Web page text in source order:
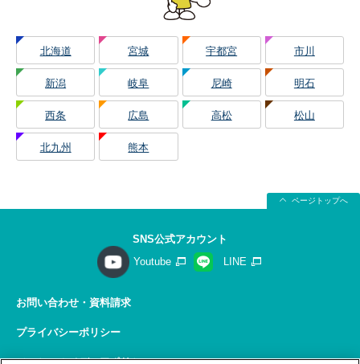
北海道 宮城 宇都宮 市川
新潟 岐阜 尼崎 明石
西条 広島 高松 松山
北九州 熊本
ページトップへ
SNS公式アカウント
Youtube
LINE
お問い合わせ・資料請求
プライバシーポリシー